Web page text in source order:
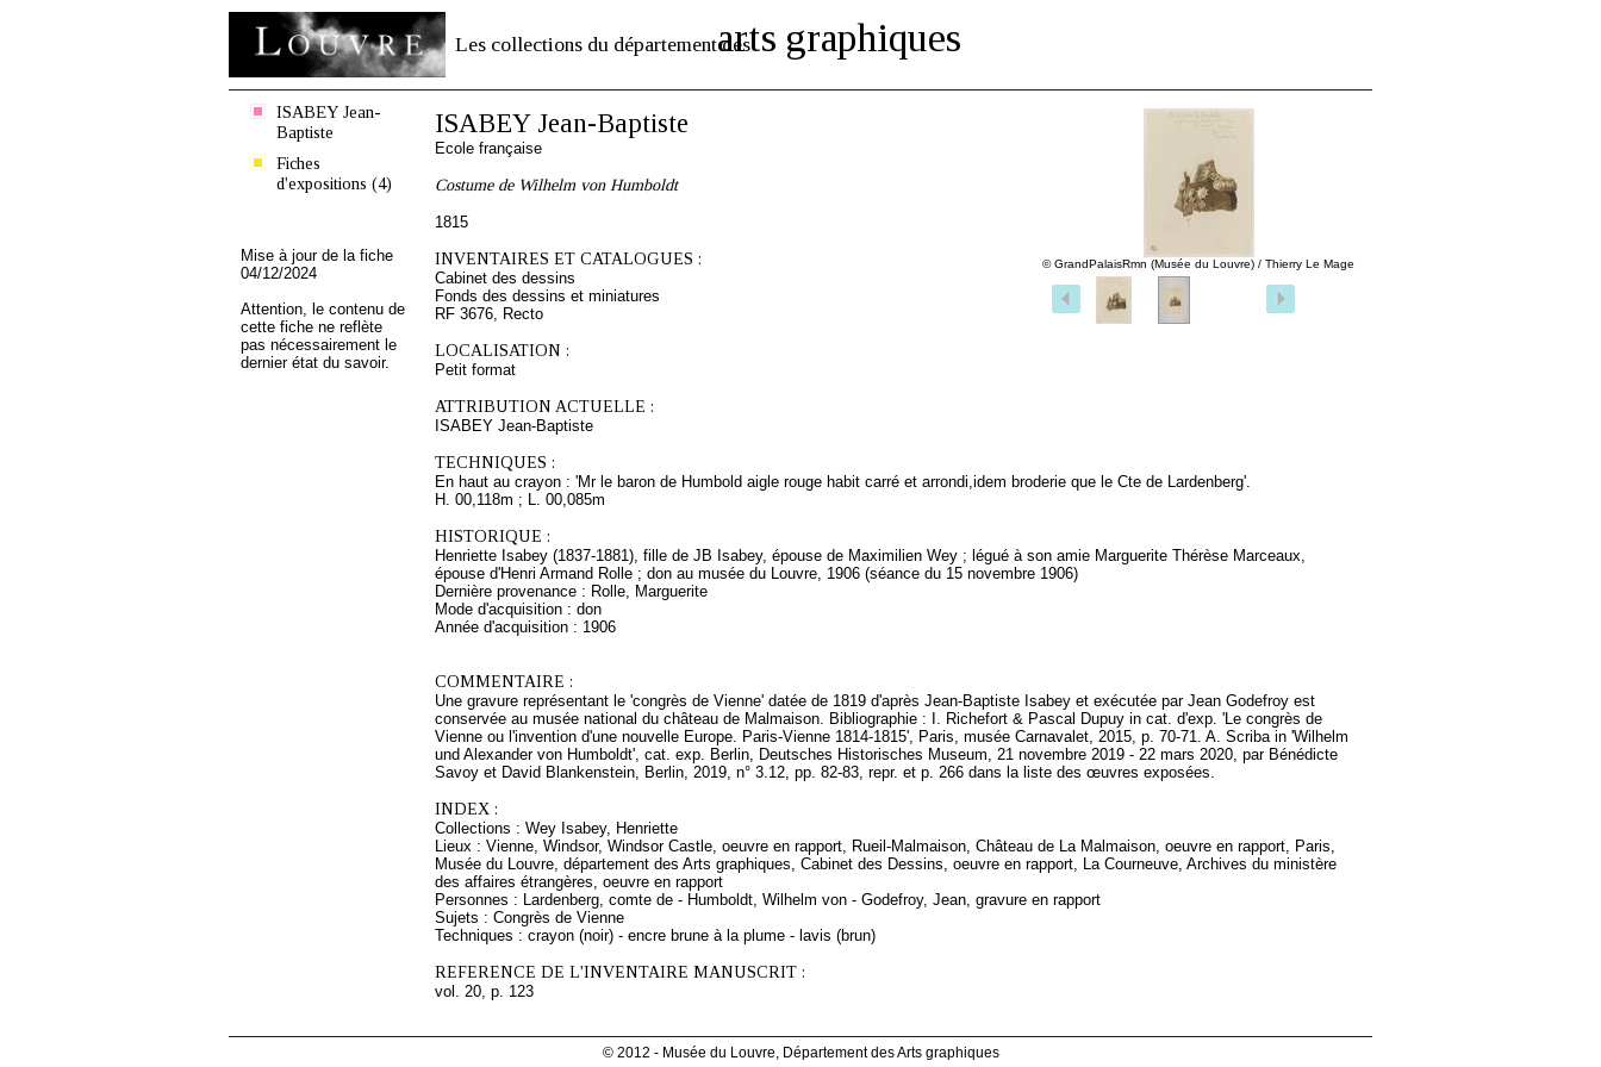
Les collections du département desarts graphiques
ISABEY Jean-
Baptiste
Fiches
d'expositions (4)
Mise à jour de la fiche
04/12/2024
Attention, le contenu de
cette fiche ne reflète
pas nécessairement le
dernier état du savoir.
© GrandPalaisRmn (Musée du Louvre) / Thierry Le Mage
ISABEY Jean-Baptiste
Ecole française
Costume de Wilhelm von Humboldt
1815
INVENTAIRES ET CATALOGUES :
Cabinet des dessins
Fonds des dessins et miniatures
RF 3676, Recto
LOCALISATION :
Petit format
ATTRIBUTION ACTUELLE :
ISABEY Jean-Baptiste
TECHNIQUES :
En haut au crayon : 'Mr le baron de Humbold aigle rouge habit carré et arrondi,idem broderie que le Cte de Lardenberg'.
H. 00,118m ; L. 00,085m
HISTORIQUE :
Henriette Isabey (1837-1881), fille de JB Isabey, épouse de Maximilien Wey ; légué à son amie Marguerite Thérèse Marceaux,
épouse d'Henri Armand Rolle ; don au musée du Louvre, 1906 (séance du 15 novembre 1906)
Dernière provenance : Rolle, Marguerite
Mode d'acquisition : don
Année d'acquisition : 1906
COMMENTAIRE :
Une gravure représentant le 'congrès de Vienne' datée de 1819 d'après Jean-Baptiste Isabey et exécutée par Jean Godefroy est
conservée au musée national du château de Malmaison. Bibliographie : I. Richefort & Pascal Dupuy in cat. d'exp. 'Le congrès de
Vienne ou l'invention d'une nouvelle Europe. Paris-Vienne 1814-1815', Paris, musée Carnavalet, 2015, p. 70-71. A. Scriba in 'Wilhelm
und Alexander von Humboldt', cat. exp. Berlin, Deutsches Historisches Museum, 21 novembre 2019 - 22 mars 2020, par Bénédicte
Savoy et David Blankenstein, Berlin, 2019, n° 3.12, pp. 82-83, repr. et p. 266 dans la liste des œuvres exposées.
INDEX :
Collections : Wey Isabey, Henriette
Lieux : Vienne, Windsor, Windsor Castle, oeuvre en rapport, Rueil-Malmaison, Château de La Malmaison, oeuvre en rapport, Paris,
Musée du Louvre, département des Arts graphiques, Cabinet des Dessins, oeuvre en rapport, La Courneuve, Archives du ministère
des affaires étrangères, oeuvre en rapport
Personnes : Lardenberg, comte de - Humboldt, Wilhelm von - Godefroy, Jean, gravure en rapport
Sujets : Congrès de Vienne
Techniques : crayon (noir) - encre brune à la plume - lavis (brun)
REFERENCE DE L'INVENTAIRE MANUSCRIT :
vol. 20, p. 123
© 2012 - Musée du Louvre, Département des Arts graphiques